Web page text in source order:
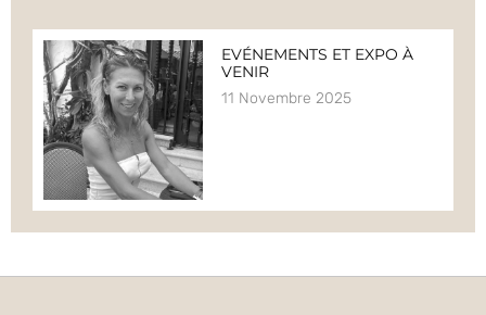
EVÉNEMENTS ET EXPO À
VENIR
11 Novembre 2025